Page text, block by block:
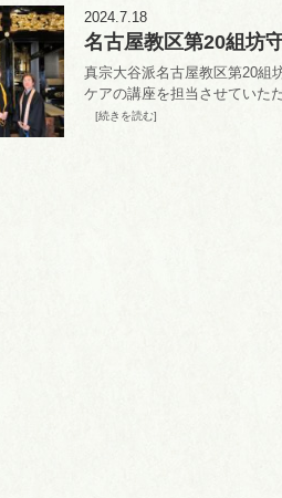
2024.7.18
名古屋教区第20組坊
真宗大谷派名古屋教区第20組
ケアの講座を担当させていた
[続きを読む]